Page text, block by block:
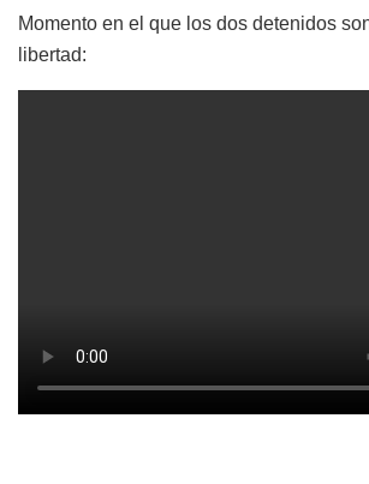
Momento en el que los dos detenidos
libertad: